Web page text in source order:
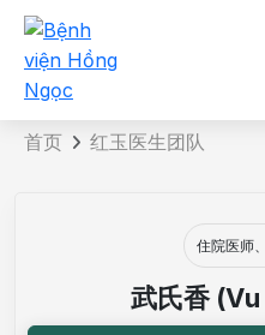
医生简介
首页 红玉医生团队
住院医师
武氏香